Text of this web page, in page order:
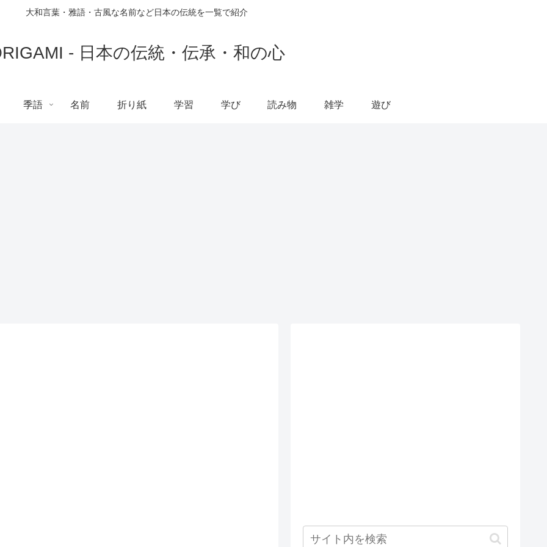
大和言葉・雅語・古風な名前など日本の伝統を一覧で紹介
- 日本の伝統・伝承・和の心
季語 名前 折り紙 学習 学び 読み物 雑学 遊び